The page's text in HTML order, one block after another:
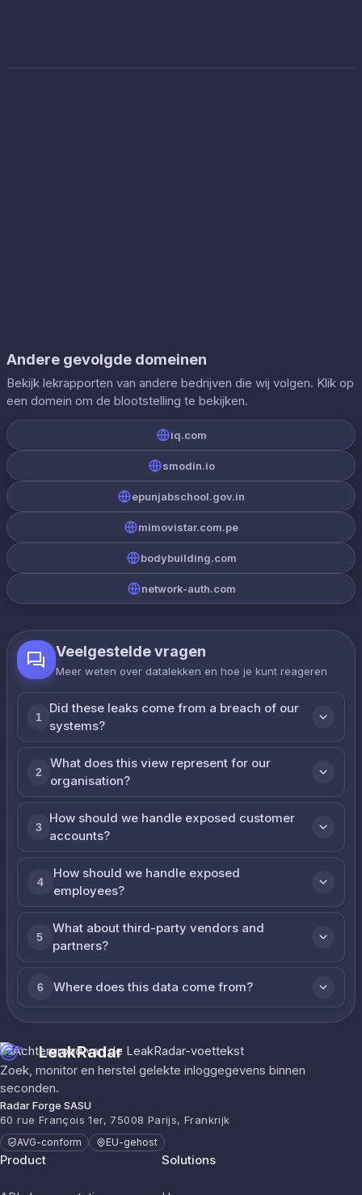
Andere gevolgde domeinen
Bekijk lekrapporten van andere bedrijven die wij volgen. Klik op
een domein om de blootstelling te bekijken.
iq.com
smodin.io
epunjabschool.gov.in
mimovistar.com.pe
bodybuilding.com
network-auth.com
Veelgestelde vragen
Meer weten over datalekken en hoe je kunt reageren
1
Did these leaks come from a breach of our
systems?
2
What does this view represent for our
organisation?
3
How should we handle exposed customer
accounts?
4
How should we handle exposed
employees?
5
What about third-party vendors and
partners?
6 Where does this data come from?
LeakRadar
Zoek, monitor en herstel gelekte inloggegevens binnen
seconden.
Radar Forge SASU
60 rue François 1er, 75008 Parijs, Frankrijk
AVG-conform EU-gehost
Product Solutions